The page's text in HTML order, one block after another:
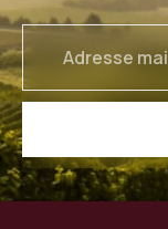
email